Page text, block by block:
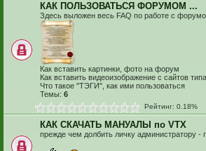
КАК ПОЛЬЗОВАТЬСЯ ФОРУМОМ ...
Здесь выложен весь FAQ по работе с
Как вставить картинки, фото на форум
Как вставить видеоизображение с сайтов
Что такое "ТЭГИ", как ими пользоваться
Темы: 6
Рейтинг: 0.18%
КАК СКАЧАТЬ МАНУАЛЫ по VTX
прежде чем долбить личку администратору -